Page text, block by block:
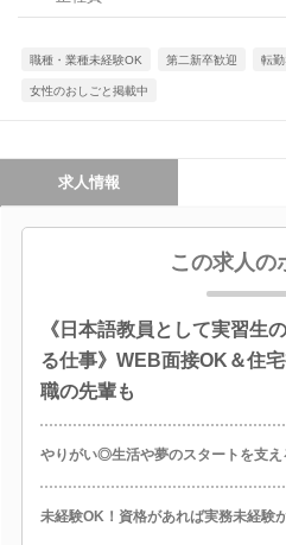
職種・業種未経験OK 第二新卒歓迎 転勤
女性のおしごと掲載中
求人情報
この求人の
《日本語教員として実習生
る仕事》WEB面接OK＆住
職の先輩も
やりがい◎生活や夢のスタートを支え
未経験OK！資格があれば実務未経験